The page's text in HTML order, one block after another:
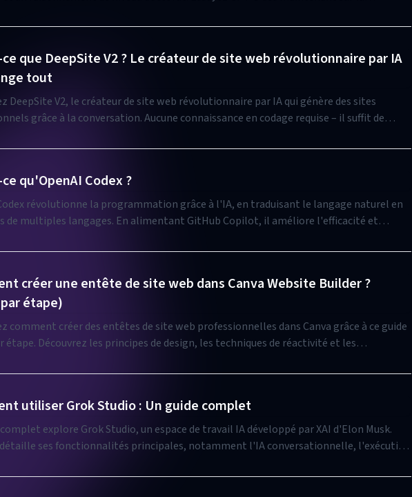
que DeepSite V2 ? Le créateur de site web révolutionnaire par IA
tout
DeepSite V2, le créateur de site web révolutionnaire par IA qui génère des sites
grâce à la conversation. Aucune connaissance en codage requise – il suffit de
qu'OpenAI Codex ?
révolutionne la programmation grâce à l'IA, en traduisant le langage naturel en
En alimentant GitHub Copilot, il améliore l'efficacité et
créer une entête de site web dans Canva Website Builder ?
étape)
comment créer des entêtes de site web professionnelles dans Canva grâce à ce guide
les techniques de réactivité et les
la navigation utilisateur.
utiliser Grok Studio : Un guide complet
explore Grok Studio, un espace de travail IA développé par XAI d'Elon Musk.
ses fonctionnalités principales, notamment l'IA conversationnelle, l'exécution
les options d'abonnement gratuites et payantes. Il fournit des conseils d'utilisation,